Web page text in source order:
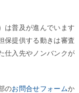
は普及が進んでいます
保提供する動きは審査
仕入先やノンバンクが
のお問合せフォームか